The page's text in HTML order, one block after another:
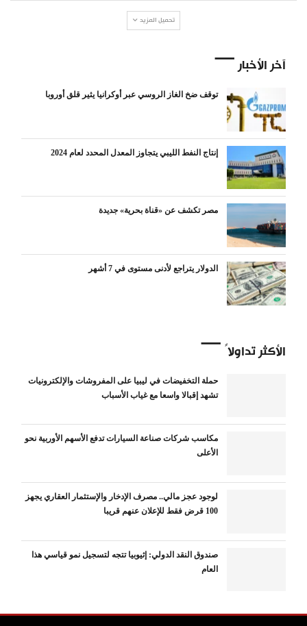
تحميل المزيد
آخر الأخبار
توقف ضخ الغاز الروسي عبر أوكرانيا يثير قلق أوروبا
إنتاج النفط الليبي يتجاوز المعدل المحدد لعام 2024
مصر تكشف عن «قناة بحرية» جديدة
الدولار يتراجع لأدنى مستوى في 7 أشهر
الأكثر تداولاً
حملة التخفيضات في ليبيا على المفروشات والإلكترونيات
تشهد إقبالا واسعا مع غياب الأسباب
مكاسب شركات صناعة السيارات تدفع الأسهم الأوربية نحو
الأعلى
لوجود عجز مالي.. مصرف الإدخار والإستثمار العقاري يجهز
100 قرض فقط للإعلان عنهم قريبا
صندوق النقد الدولي: إثيوبيا تتجه لتسجيل نمو قياسي هذا
العام